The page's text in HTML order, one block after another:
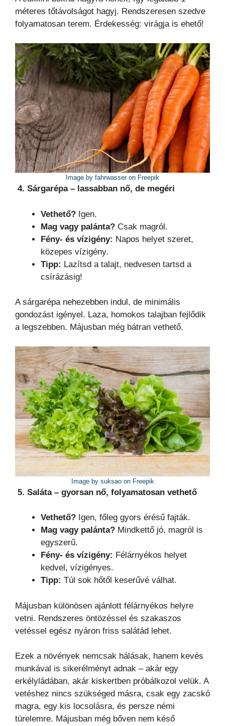
méteres tőtávolságot hagyj. Rendszeresen szedve
folyamatosan terem. Érdekesség: virágja is ehető!
Image by fahrwasser on Freepik
4. Sárgarépa – lassabban nő, de megéri
Vethető? Igen.
Mag vagy palánta? Csak magról.
Fény- és vízigény: Napos helyet szeret,
közepes vízigény.
Tipp: Lazítsd a talajt, nedvesen tartsd a
csírázásig!
A sárgarépa nehezebben indul, de minimális
gondozást igényel. Laza, homokos talajban fejlődik
a legszebben. Májusban még bátran vethető.
Image by suksao on Freepik
5. Saláta – gyorsan nő, folyamatosan vethető
Vethető? Igen, főleg gyors érésű fajták.
Mag vagy palánta? Mindkettő jó, magról is
egyszerű.
Fény- és vízigény: Félárnyékos helyet
kedvel, vízigényes.
Tipp: Túl sok hőtől keserűvé válhat.
Májusban különösen ajánlott félárnyékos helyre
vetni. Rendszeres öntözéssel és szakaszos
vetéssel egész nyáron friss salátád lehet.
Ezek a növények nemcsak hálásak, hanem kevés
munkával is sikerélményt adnak – akár egy
erkélyládában, akár kiskertben próbálkozol velük. A
vetéshez nincs szükséged másra, csak egy zacskó
magra, egy kis locsolásra, és persze némi
türelemre. Májusban még bőven nem késő